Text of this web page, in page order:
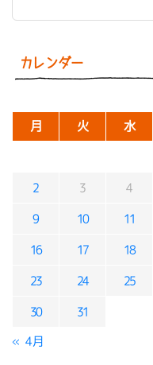
カレンダー
月 火 水
2 3 4
9 10 11
16 17 18
23 24 25
30 31
« 4月